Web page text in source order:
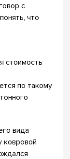
с
что
стоимость
по такому
вида
ковровой